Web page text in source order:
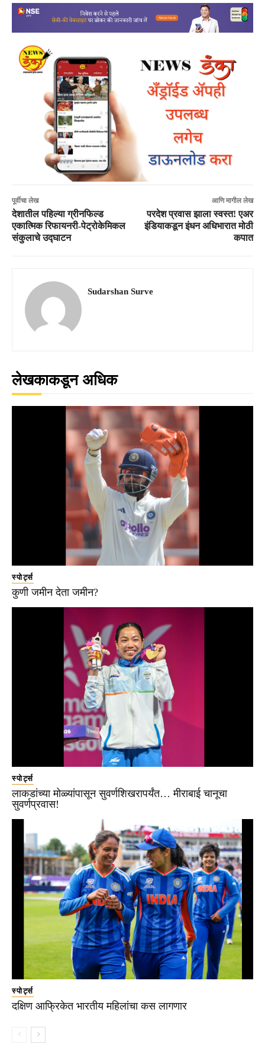
पूर्वीचा लेख
देशातील पहिल्या ग्रीनफिल्ड
एकात्मिक रिफायनरी-पेट्रोकेमिकल
संकुलाचे उद्घाटन
आणि मागील लेख
परदेश प्रवास झाला स्वस्त! एअर
इंडियाकडून इंधन अधिभारात मोठी
कपात
Sudarshan Surve
लेखकाकडून अधिक
स्पोर्ट्स
कुणी जमीन देता जमीन?
स्पोर्ट्स
लाकडांच्या मोळ्यांपासून सुवर्णशिखरापर्यंत… मीराबाई चानूचा
सुवर्णप्रवास!
स्पोर्ट्स
दक्षिण आफ्रिकेत भारतीय महिलांचा कस लागणार